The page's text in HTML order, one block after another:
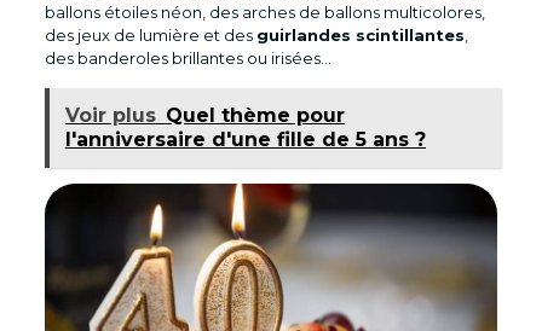
ballons étoiles néon, des arches de ballons multicolores,
des jeux de lumière et des guirlandes scintillantes
des banderoles brillantes ou irisées…
Voir plus Quel thème pour
l'anniversaire d'une fille de 5 ans ?